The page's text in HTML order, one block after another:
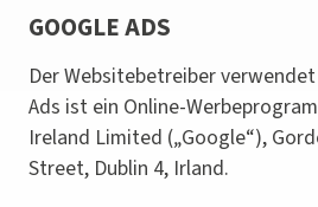
GOOGLE ADS
Der Websitebetreiber
Ads ist ein Online-
Ireland Limited („Google“),
Street, Dublin 4, Irland.